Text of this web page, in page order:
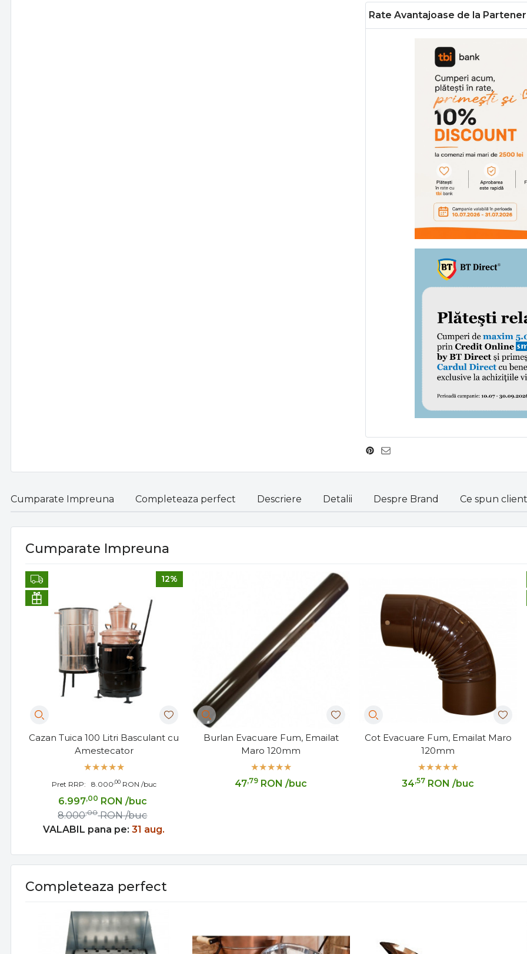
Rate Avantajoase de la
Cumparate Impreuna Completeaza perfect Descriere Detalii Despre Brand Ce spun
Cumparate Impreuna
12%
Cazan Tuica 100 Litri Basculant cu
Amestecator
Pret RRP: 8.000,00 RON /buc
6.997,00 RON /buc
8.000,00 RON /buc
VALABIL pana pe: 31 aug.
Burlan Evacuare Fum, Emailat
Maro 120mm
47,79 RON /buc
Cot Evacuare Fum, Emailat Maro
120mm
34,57 RON /buc
Completeaza perfect